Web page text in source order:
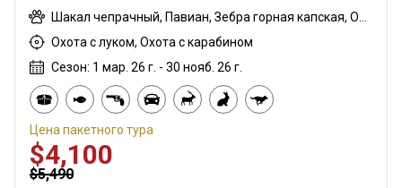
Охота с луком, Охота с карабином
Сезон: 1 мар. 26 г. - 30 нояб. 26 г.
Цена пакетного тура
$4,100
$5,490